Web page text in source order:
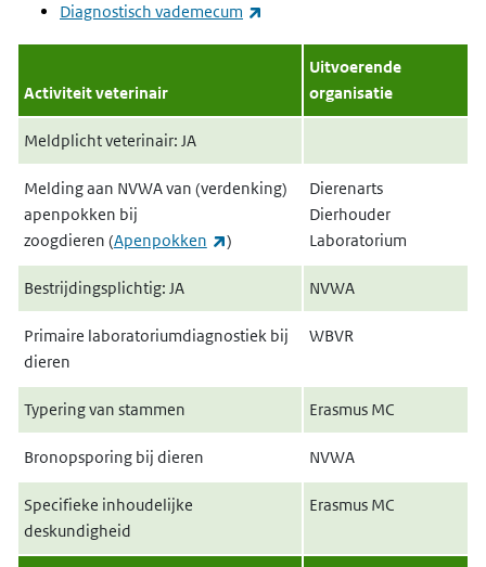
Diagnostisch vademecum
Activiteit veterinair
Uitvoerende
organisatie
Meldplicht veterinair: JA
Melding aan NVWA van (verdenking)
apenpokken bij
zoogdieren (Apenpokken (externe link)
)
Dierenarts
Dierhouder
Laboratorium
Bestrijdingsplichtig: JA NVWA
Primaire laboratoriumdiagnostiek bij
dieren
WBVR
Typering van stammen Erasmus MC
Bronopsporing bij dieren NVWA
Specifieke inhoudelijke
deskundigheid
Erasmus MC